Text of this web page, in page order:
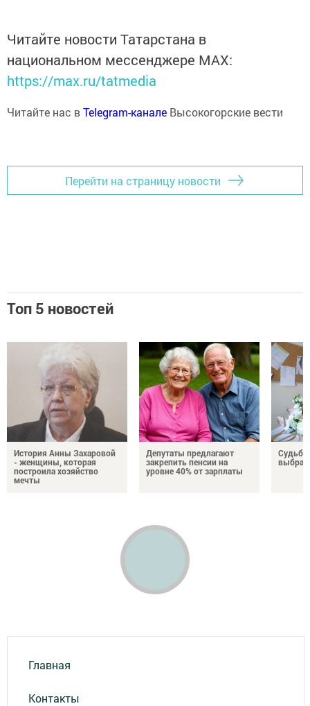
Читайте новости Татарстана в
национальном мессенджере MАХ:
https://max.ru/tatmedia
Читайте нас вTelegram-канале Высокогорские вести
Перейти на страницу новости
Топ 5 новостей
История Анны Захаровой
- женщины, которая
построила хозяйство
мечты
Депутаты предлагают
закрепить пенсии на
уровне 40% от зарплаты
Главная
Контакты